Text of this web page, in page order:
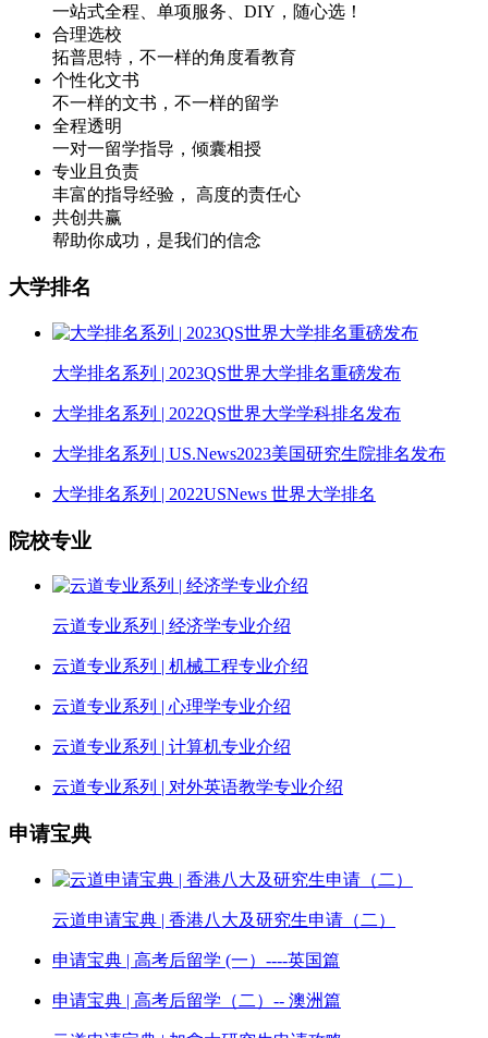
一站式全程、单项服务、DIY，随心选！
合理选校
拓普思特，不一样的角度看教育
个性化文书
不一样的文书，不一样的留学
全程透明
一对一留学指导，倾囊相授
专业且负责
丰富的指导经验， 高度的责任心
共创共赢
帮助你成功，是我们的信念
大学排名
大学排名系列 | 2023QS世界大学排名重磅发布
大学排名系列 | 2022QS世界大学学科排名发布
大学排名系列 | US.News2023美国研究生院排名发布
大学排名系列 | 2022USNews 世界大学排名
院校专业
云道专业系列 | 经济学专业介绍
云道专业系列 | 机械工程专业介绍
云道专业系列 | 心理学专业介绍
云道专业系列 | 计算机专业介绍
云道专业系列 | 对外英语教学专业介绍
申请宝典
云道申请宝典 | 香港八大及研究生申请（二）
申请宝典 | 高考后留学 (一）----英国篇
申请宝典 | 高考后留学（二）-- 澳洲篇